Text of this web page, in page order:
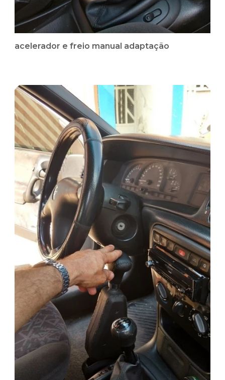
acelerador e freio manual adaptação